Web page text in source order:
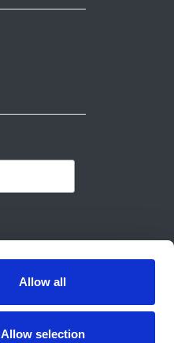
Allow all
Allow selection